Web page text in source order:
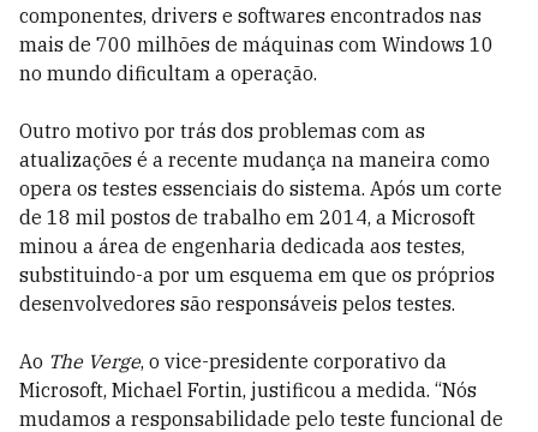
componentes, drivers e softwares encontrados nas
mais de 700 milhões de máquinas com Windows 10
no mundo dificultam a operação.
Outro motivo por trás dos problemas com as
atualizações é a recente mudança na maneira como
opera os testes essenciais do sistema. Após um corte
de 18 mil postos de trabalho em 2014, a Microsoft
minou a área de engenharia dedicada aos testes,
substituindo-a por um esquema em que os próprios
desenvolvedores são responsáveis pelos testes.
Ao The Verge, o vice-presidente corporativo da
Microsoft, Michael Fortin, justificou a medida. “Nós
mudamos a responsabilidade pelo teste funcional de